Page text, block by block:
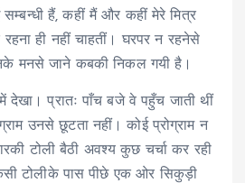
हैं, कहीं मैं और कहीं मेरे मित्र
ही नहीं चाहतीं। घरपर न रहनेसे
मनसे जाने कबकी निकल गयी है।
देखा। प्रातः पाँच बजे वे पहुँच जाती थीं
उनसे छूटता नहीं। कोई प्रोग्राम न
टोली बैठी अवश्य कुछ चर्चा कर रही
टोलीके पास पीछे एक ओर सिकुड़ी